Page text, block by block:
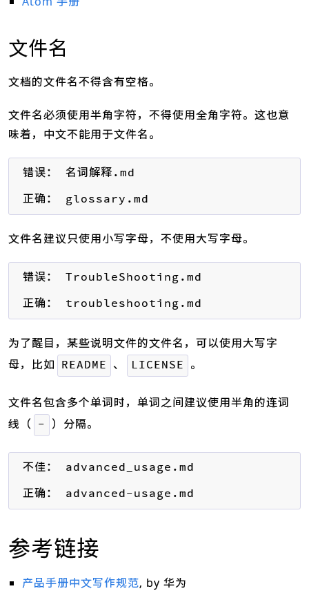
文件名
文档的文件名不得含有空格。
文件名必须使用半角字符，不得使用全角字符。这也意
味着，中文不能用于文件名。
错误： 名词解释.md
正确： glossary.md
文件名建议只使用小写字母，不使用大写字母。
错误： TroubleShooting.md
正确： troubleshooting.md
为了醒目，某些说明文件的文件名，可以使用大写字
母，比如 README 、 LICENSE 。
文件名包含多个单词时，单词之间建议使用半角的连词
线（ - ）分隔。
不佳： advanced_usage.md
正确： advanced-usage.md
参考链接
产品手册中文写作规范, by 华为